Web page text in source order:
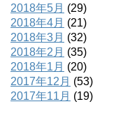
2018年5月 (29)
2018年4月 (21)
2018年3月 (32)
2018年2月 (35)
2018年1月 (20)
2017年12月 (53)
2017年11月 (19)